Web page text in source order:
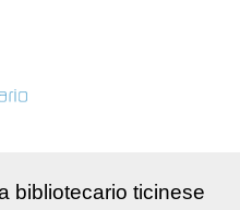
bibliotecario ticinese